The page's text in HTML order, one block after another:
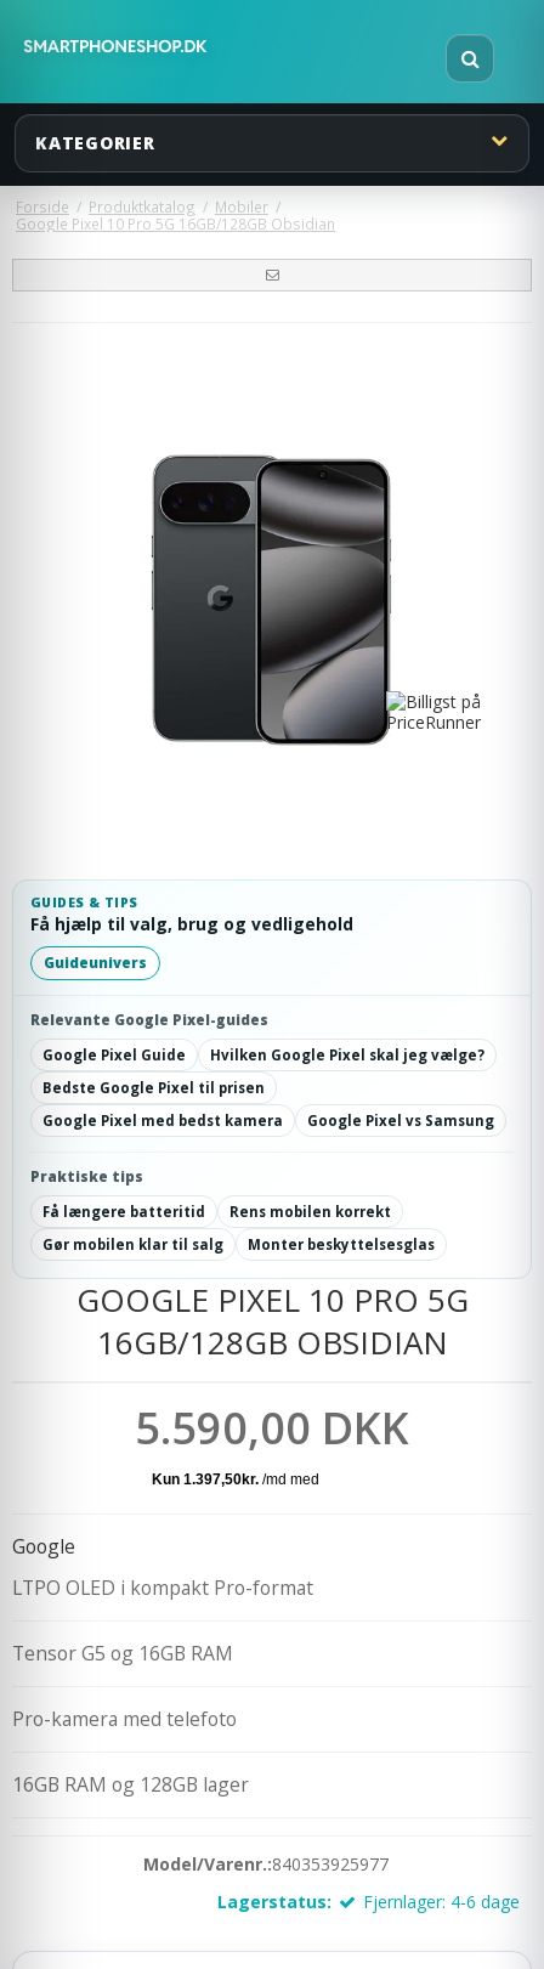
KATEGORIER
Forside / Produktkatalog / Mobiler /
Google Pixel 10 Pro 5G 16GB/128GB Obsidian
GUIDES & TIPS
Få hjælp til valg, brug og vedligehold
Guideunivers
Relevante Google Pixel-guides
Google Pixel Guide
Hvilken Google Pixel skal jeg vælge?
Bedste Google Pixel til prisen
Google Pixel med bedst kamera
Google Pixel vs Samsung
Praktiske tips
Få længere batteritid
Rens mobilen korrekt
Gør mobilen klar til salg
Monter beskyttelsesglas
GOOGLE PIXEL 10 PRO 5G
16GB/128GB OBSIDIAN
5.590,00 DKK
Google
LTPO OLED i kompakt Pro-format
Tensor G5 og 16GB RAM
Pro-kamera med telefoto
16GB RAM og 128GB lager
Model/Varenr.:840353925977
Lagerstatus:
Fjernlager: 4-6 dage